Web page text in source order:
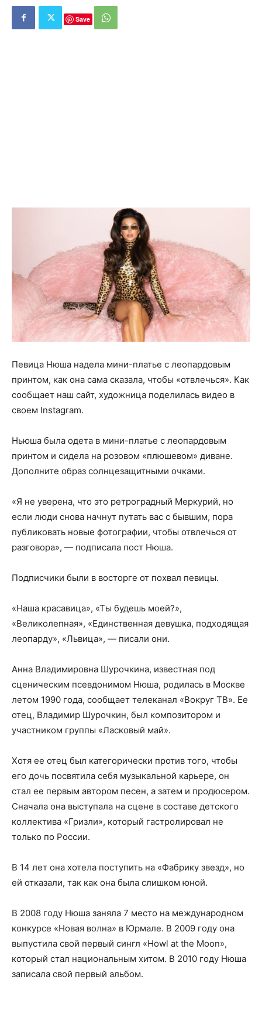
Save
Певица Нюша надела мини-платье с леопардовым
принтом, как она сама сказала, чтобы «отвлечься». Как
сообщает наш сайт, художница поделилась видео в
своем Instagram.
Ньюша была одета в мини-платье с леопардовым
принтом и сидела на розовом «плюшевом» диване.
Дополните образ солнцезащитными очками.
«Я не уверена, что это ретроградный Меркурий, но
если люди снова начнут путать вас с бывшим, пора
публиковать новые фотографии, чтобы отвлечься от
разговора», — подписала пост Нюша.
Подписчики были в восторге от похвал певицы.
«Наша красавица», «Ты будешь моей?»,
«Великолепная», «Единственная девушка, подходящая
леопарду», «Львица», — писали они.
Анна Владимировна Шурочкина, известная под
сценическим псевдонимом Нюша, родилась в Москве
летом 1990 года, сообщает телеканал «Вокруг ТВ». Ее
отец, Владимир Шурочкин, был композитором и
участником группы «Ласковый май».
Хотя ее отец был категорически против того, чтобы
его дочь посвятила себя музыкальной карьере, он
стал ее первым автором песен, а затем и продюсером.
Сначала она выступала на сцене в составе детского
коллектива «Гризли», который гастролировал не
только по России.
В 14 лет она хотела поступить на «Фабрику звезд», но
ей отказали, так как она была слишком юной.
В 2008 году Нюша заняла 7 место на международном
конкурсе «Новая волна» в Юрмале. В 2009 году она
выпустила свой первый сингл «Howl at the Moon»,
который стал национальным хитом. В 2010 году Нюша
записала свой первый альбом.